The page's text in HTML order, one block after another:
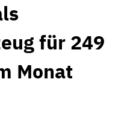
für 249
Monat